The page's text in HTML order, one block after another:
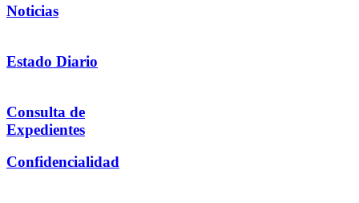
Noticias
Estado Diario
Consulta de
Expedientes
Confidencialidad